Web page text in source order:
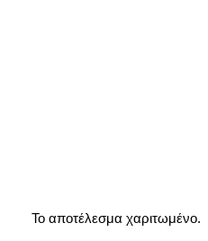
Το αποτέλεσμα χαριτωμένο.